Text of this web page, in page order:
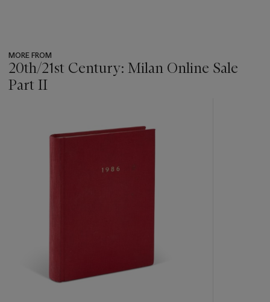
MORE FROM
20th/21st Century: Milan Online Sale
Part II